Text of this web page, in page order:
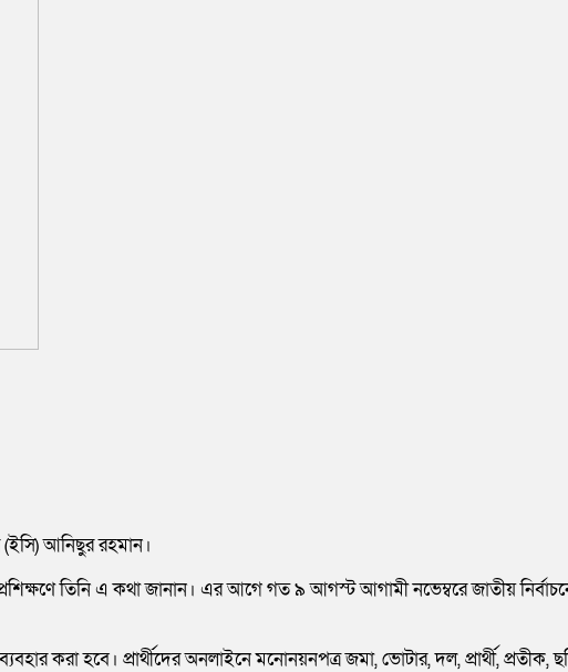
(ইসি) আনিছুর রহমান।
তিনি এ কথা জানান। এর আগে গত ৯ আগস্ট আগামী নভেম্বরে জাতীয়
করা হবে। প্রার্থীদের অনলাইনে মনোনয়নপত্র জমা, ভোটার, দল, প্রার্থী, প্রতীক,